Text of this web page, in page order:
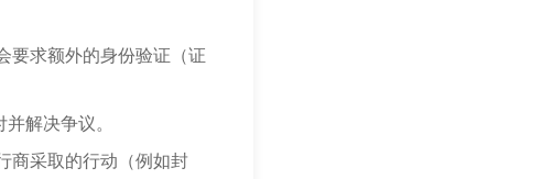
要求额外的身份验证（证
解决争议。
商采取的行动（例如封